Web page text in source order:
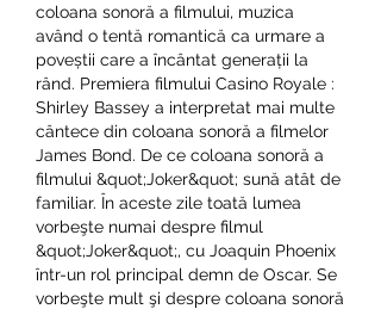
coloana sonoră a filmului, muzica
având o tentă romantică ca urmare a
poveștii care a încântat generații la
rând. Premiera filmului Casino Royale :
Shirley Bassey a interpretat mai multe
cântece din coloana sonoră a filmelor
James Bond. De ce coloana sonoră a
filmului &quot;Joker&quot; sună atât de
familiar. În aceste zile toată lumea
vorbeşte numai despre filmul
&quot;Joker&quot;, cu Joaquin Phoenix
într-un rol principal demn de Oscar. Se
vorbeşte mult şi despre coloana sonoră